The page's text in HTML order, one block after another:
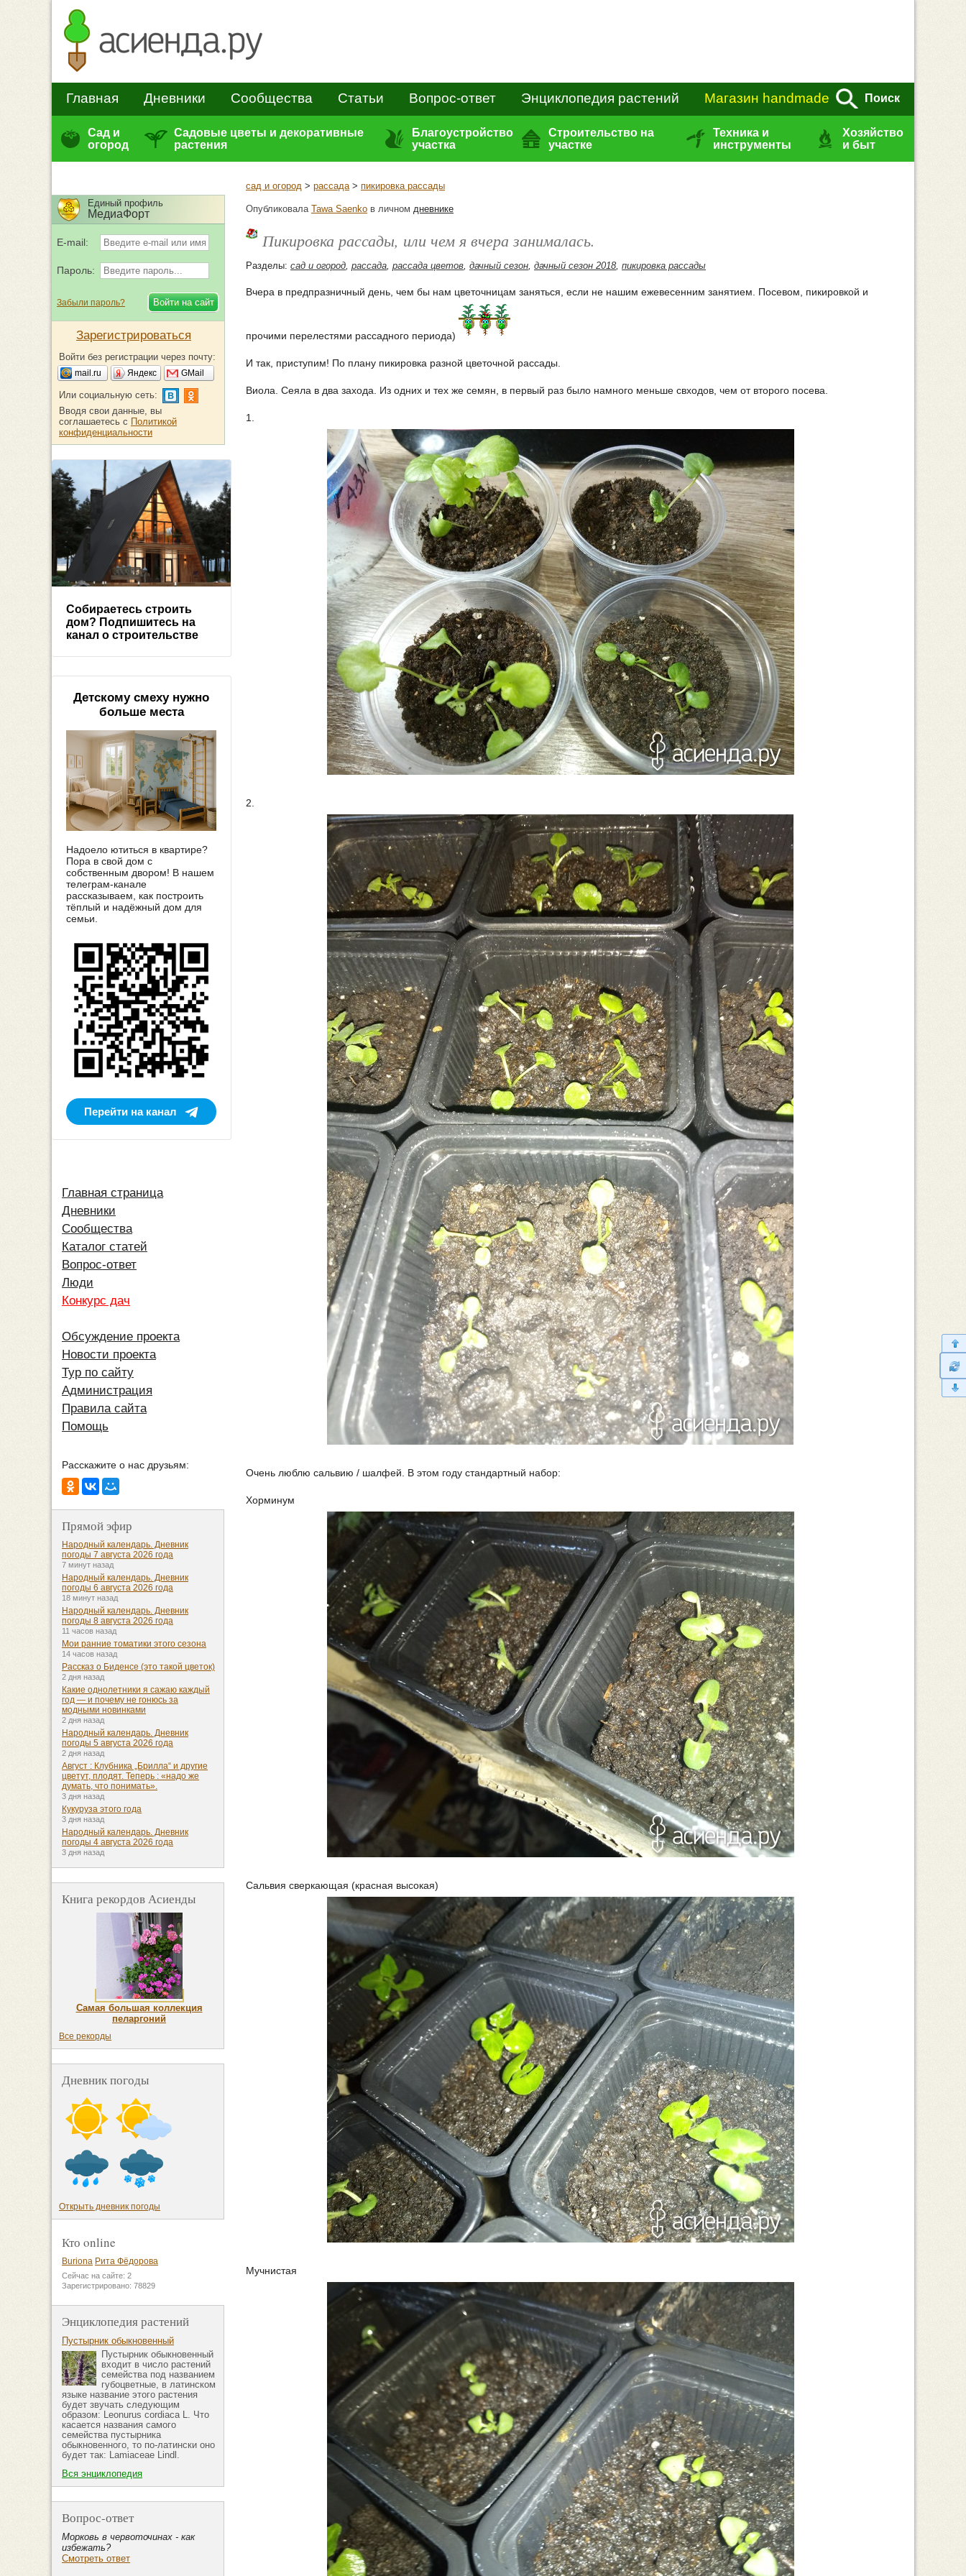
Главная Дневники Сообщества Статьи Вопрос-ответ Энциклопедия растений Магазин handmade Поиск
Сад и
огород
Садовые цветы и декоративные
растения
Благоустройство
участка
Строительство на
участке
Техника и
инструменты
Хозяйство
и быт
сад и огород > рассада> пикировка рассады
Опубликовала Tawa Saenko в личном дневнике
Пикировка рассады, или чем я вчера занималась.
Разделы: сад и огород, рассада, рассада цветов, дачный сезон, дачный сезон 2018, пикировка рассады
Вчера в предпразничный день, чем бы нам цветочницам заняться, если не нашим ежевесенним занятием. Посевом, пикировкой и
прочими перелестями рассадного периода)
И так, приступим! По плану пикировка разной цветочной рассады.
Виола. Сеяла в два захода. Из одних и тех же семян, в первый раз было намного меньше свходов, чем от второго посева.
1.
2.
Очень люблю сальвию / шалфей. В этом году стандартный набор:
Хорминум
Сальвия сверкающая (красная высокая)
Мучнистая
Единый профиль
МедиаФорт
E-mail:
Пароль:
Забыли пароль?
Зарегистрироваться
Войти без регистрации через почту:
mail.ru Яндекс GMail
Или социальную сеть:
Вводя свои данные, вы
соглашаетесь с Политикой
конфиденциальности
Собираетесь строить
дом? Подпишитесь на
канал о строительстве
Детскому смеху нужно
больше места
Надоело ютиться в квартире?
Пора в свой дом с
собственным двором! В нашем
телеграм-канале
рассказываем, как построить
тёплый и надёжный дом для
семьи.
Перейти на канал
Главная страница
Дневники
Сообщества
Каталог статей
Вопрос-ответ
Люди
Конкурс дач
Обсуждение проекта
Новости проекта
Тур по сайту
Администрация
Правила сайта
Помощь
Расскажите о нас друзьям:
Прямой эфир
Народный календарь. Дневник
погоды 7 августа 2026 года
7 минут назад
Народный календарь. Дневник
погоды 6 августа 2026 года
18 минут назад
Народный календарь. Дневник
погоды 8 августа 2026 года
11 часов назад
Мои ранние томатики этого сезона
14 часов назад
Рассказ о Биденсе (это такой цветок)
2 дня назад
Какие однолетники я сажаю каждый
год — и почему не гонюсь за
модными новинками
2 дня назад
Народный календарь. Дневник
погоды 5 августа 2026 года
2 дня назад
Август : Клубника „Брилла“ и другие
цветут, плодят. Теперь : «надо же
думать, что понимать».
3 дня назад
Кукуруза этого года
3 дня назад
Народный календарь. Дневник
погоды 4 августа 2026 года
3 дня назад
Книга рекордов Асиенды
Самая большая коллекция
пеларгоний
Все рекорды
Дневник погоды
Открыть дневник погоды
Кто online
Buriona Рита Фёдорова
Сейчас на сайте: 2
Зарегистрировано: 78829
Энциклопедия растений
Пустырник обыкновенный
Пустырник обыкновенный
входит в число растений
семейства под названием
губоцветные, в латинском
языке название этого растения
будет звучать следующим
образом: Leonurus cordiaca L. Что
касается названия самого
семейства пустырника
обыкновенного, то по-латински оно
будет так: Lamiaceae Lindl.
Вся энциклопедия
Вопрос-ответ
Морковь в червоточинах - как
избежать?
Смотреть ответ